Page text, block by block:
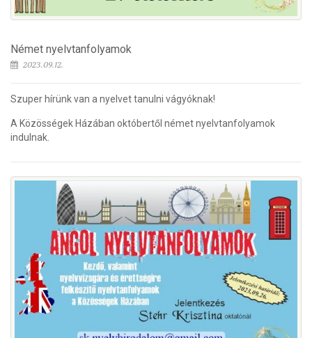
Német nyelvtanfolyamok
2023.09.12.
Szuper hírünk van a nyelvet tanulni vágyóknak!
A Közösségek Házában októbertől német nyelvtanfolyamok
indulnak.